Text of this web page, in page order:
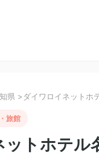
県 > ダイワロイネットホ
旅館
トホテル